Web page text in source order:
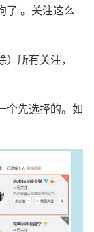
了 。关注这么
所有关注，
个先选择的。如